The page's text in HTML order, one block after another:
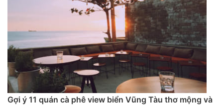
Gợi ý 11 quán cà phê view biển Vũng Tàu thơ mộng và